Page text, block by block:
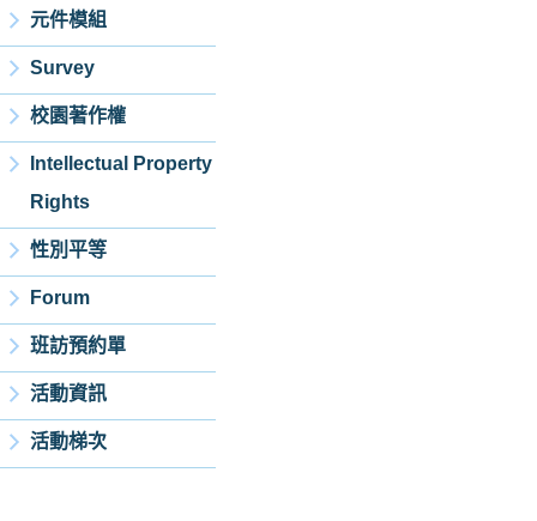
元件模組
Survey
校園著作權
Intellectual Property
Rights
性別平等
Forum
班訪預約單
活動資訊
活動梯次